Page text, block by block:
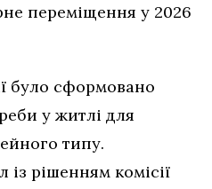
переміщення у 2026
було сформовано
у житлі для
типу.
рішенням комісії